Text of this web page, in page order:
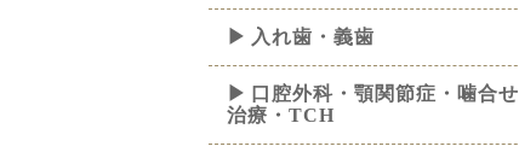
入れ歯・義歯
口腔外科・顎関節症・噛合せ
治療・TCH